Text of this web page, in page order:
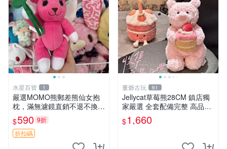
水星百貨 1
嚴選MOMO熊郵差熊仙女抱
枕，滿無濾鏡直銷不退不換
經典造型可愛必備 紅薯啵啵
間抱枕 抱枕 時尚
$590 9折
折扣碼
董爺古玩 61
Jellycat草莓熊28CM 鎮店獨
家嚴選 全套配備完整 高品質
收藏好物 紋章 玩具熊 定制熊
$1,660